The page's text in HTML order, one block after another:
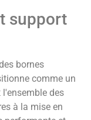
support
bornes
comme un
des
à la mise en